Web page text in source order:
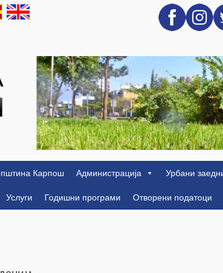
Карпош Администрација Урбани
Услуги Годишни програми Отворени податоци